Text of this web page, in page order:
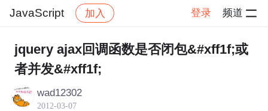
JavaScript 加入 登录 频道
社区 JavaScript 帖子详情
jquery ajax回调函数是否闭包&#xff1f;或
者并发&#xff1f;
wad12302
2012-03-07